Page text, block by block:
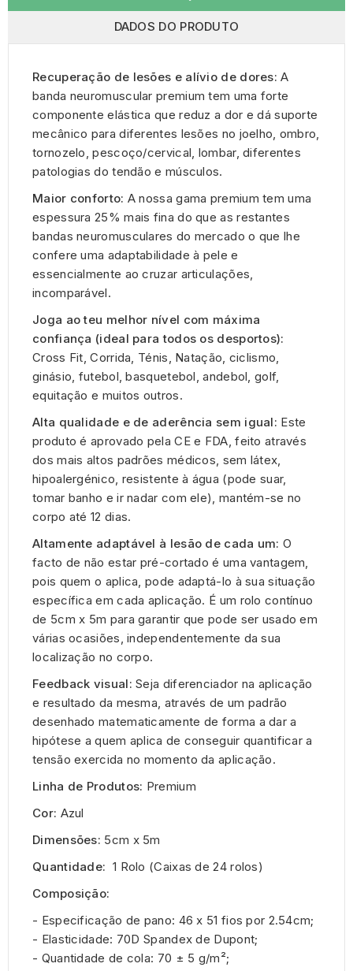
DADOS DO PRODUTO
Recuperação de lesões e alívio de dores: A
banda neuromuscular premium tem uma forte
componente elástica que reduz a dor e dá suporte
mecânico para diferentes lesões no joelho, ombro,
tornozelo, pescoço/cervical, lombar, diferentes
patologias do tendão e músculos.
Maior conforto: A nossa gama premium tem uma
espessura 25% mais fina do que as restantes
bandas neuromusculares do mercado o que lhe
confere uma adaptabilidade à pele e
essencialmente ao cruzar articulações,
incomparável.
Joga ao teu melhor nível com máxima
confiança (ideal para todos os desportos):
Cross Fit, Corrida, Ténis, Natação, ciclismo,
ginásio, futebol, basquetebol, andebol, golf,
equitação e muitos outros.
Alta qualidade e de aderência sem igual: Este
produto é aprovado pela CE e FDA, feito através
dos mais altos padrões médicos, sem látex,
hipoalergénico, resistente à água (pode suar,
tomar banho e ir nadar com ele), mantém-se no
corpo até 12 dias.
Altamente adaptável à lesão de cada um: O
facto de não estar pré-cortado é uma vantagem,
pois quem o aplica, pode adaptá-lo à sua situação
específica em cada aplicação. É um rolo contínuo
de 5cm x 5m para garantir que pode ser usado em
várias ocasiões, independentemente da sua
localização no corpo.
Feedback visual: Seja diferenciador na aplicação
e resultado da mesma, através de um padrão
desenhado matematicamente de forma a dar a
hipótese a quem aplica de conseguir quantificar a
tensão exercida no momento da aplicação.
Linha de Produtos: Premium
Cor: Azul
Dimensões: 5cm x 5m
Quantidade: 1 Rolo (Caixas de 24 rolos)
Composição:
- Especificação de pano: 46 x 51 fios por 2.54cm;
- Elasticidade: 70D Spandex de Dupont;
- Quantidade de cola: 70 ± 5 g/m²;